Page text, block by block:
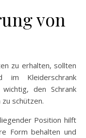
von
zu erhalten, sollten
Kleiderschrank
den Schrank
schützen.
Position hilft
Form behalten und